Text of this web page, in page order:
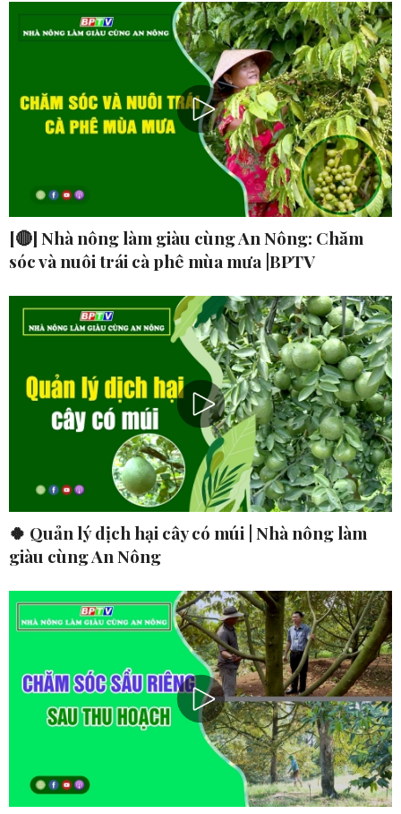
[🔴] Nhà nông làm giàu cùng An Nông: Chăm
sóc và nuôi trái cà phê mùa mưa |BPTV
🍀 Quản lý dịch hại cây có múi | Nhà nông làm
giàu cùng An Nông